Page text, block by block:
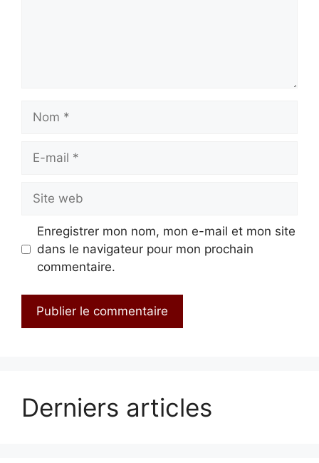
Nom
Site
web
Enregistrer mon nom, mon e-mail et mon site
dans le navigateur pour mon prochain
commentaire.
Derniers articles